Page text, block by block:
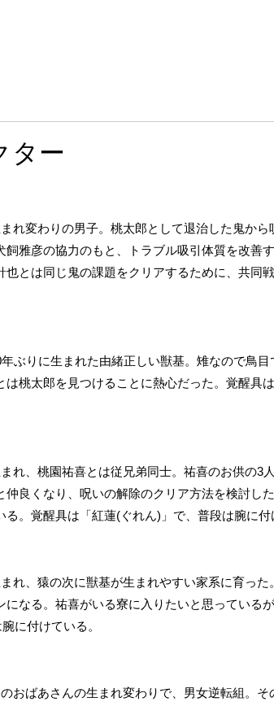
ター
れ変わりの男子。桃太郎として退治した鬼か
雅彦の協力のもと、トラブル吸引体質を改善
とは同じ鬼の課題をクリアするために、共同
ぶりに生まれた由緒正しい獣基。雉なので鳥
桃太郎を見つけることに熱心だった。覚醒具
れ、桃園祐喜とは従兄弟同士。祐喜のお供の3
良くなり、呪いの解除のクリア方法を検討し
。覚醒具は「紅蓮(ぐれん)」で、普段は腕に付
れ、猿の次に獣基が生まれやすい家系に育っ
なる。祐喜がいる寮に入りたいと思っている
に付けている。
おばあさんの生まれ変わりで、男女逆転組。